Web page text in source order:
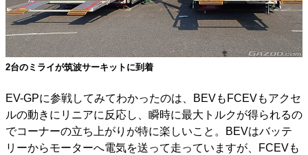
2台のミライが筑波サーキットに到着
EV-GPに参戦してみてわかったのは、BEVもFCEVもアクセ
ルの動きにリニアに反応し、瞬時に最大トルクが得られるの
でコーナーの立ち上がりが特に楽しいこと。BEVはバッテ
リーからモーターへ電気を送って走っていますが、FCEVも